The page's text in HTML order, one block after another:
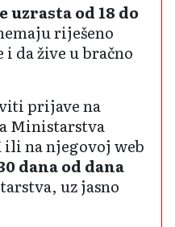
uzrasta od 18 do
riješeno
i da žive u bračno
prijave na
Ministarstva
ili na njegovoj web
dana od dana
uz jasno